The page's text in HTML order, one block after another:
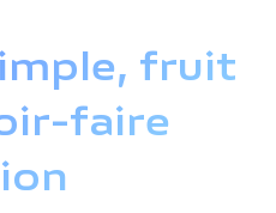
fruit
faire